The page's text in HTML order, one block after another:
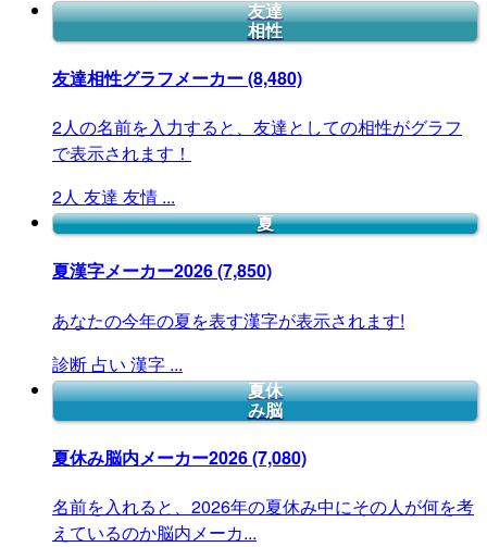
友達
相性
友達相性グラフメーカー(8,480)
2人の名前を入力すると、友達としての相性がグラフ
で表示されます！
2人 友達 友情 ...
夏
夏漢字メーカー2026(7,850)
あなたの今年の夏を表す漢字が表示されます!
診断 占い 漢字 ...
夏休
み脳
夏休み脳内メーカー2026(7,080)
名前を入れると、2026年の夏休み中にその人が何を考
えているのか脳内メーカ...